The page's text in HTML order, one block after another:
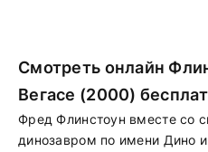
Смотреть онлайн
Вегасе (2000)
Фред Флинстоун вместе со
динозавром по имени Дино